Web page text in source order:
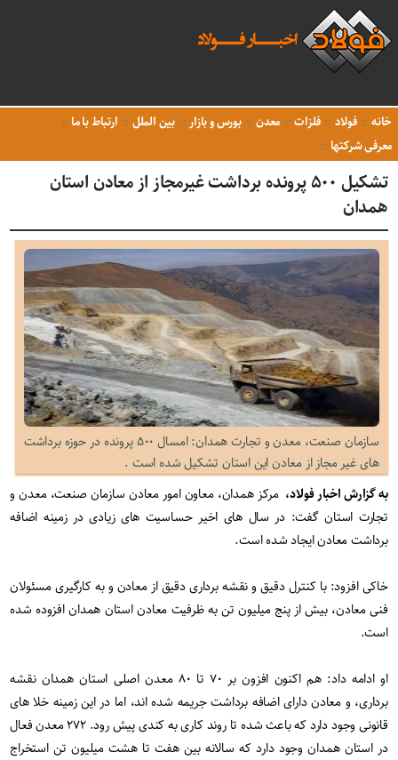
خانه فولاد فلزات معدن بورس و بازار بین الملل
ارتباط با ما
معرفی شرکتها
تشکیل ۵۰۰ پرونده برداشت غیرمجاز از معادن استان
همدان
سازمان صنعت، معدن و تجارت همدان: امسال ۵۰۰ پرونده در حوزه برداشت
های غیر مجاز از معادن این استان تشکیل شده است .
به گزارش اخبار فولاد، مرکز همدان، معاون امور معادن سازمان صنعت، معدن و
تجارت استان گفت: در سال های اخیر حساسیت های زیادی در زمینه اضافه
برداشت معادن ایجاد شده است.
خاکی افزود: با کنترل دقیق و نقشه برداری دقیق از معادن و به کارگیری مسئولان
فنی معادن، بیش از پنج میلیون تن به ظرفیت معادن استان همدان افزوده شده
است.
او ادامه داد: هم اکنون افزون بر ۷۰ تا ۸۰ معدن اصلی استان همدان نقشه
برداری، و معادن دارای اضافه برداشت جریمه شده اند، اما در این زمینه خلا های
قانونی وجود دارد که باعث شده تا روند کاری به کندی پیش رود. ۲۷۲ معدن فعال
در استان همدان وجود دارد که سالانه بین هفت تا هشت میلیون تن استخراج